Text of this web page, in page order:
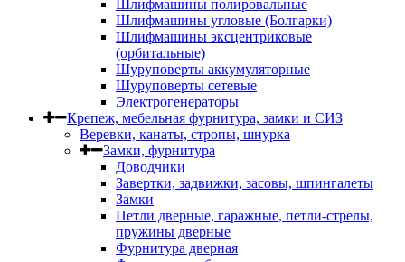
Шлифмашины полировальные
Шлифмашины угловые (Болгарки)
Шлифмашины эксцентриковые
(орбитальные)
Шуруповерты аккумуляторные
Шуруповерты сетевые
Электрогенераторы
Крепеж, мебельная фурнитура, замки и СИЗ
Веревки, канаты, стропы, шнурка
Замки, фурнитура
Доводчики
Завертки, задвижки, засовы, шпингалеты
Замки
Петли дверные, гаражные, петли-стрелы,
пружины дверные
Фурнитура дверная